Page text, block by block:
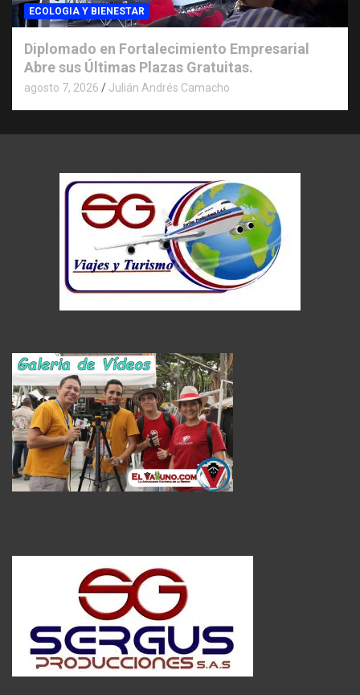
ECOLOGIA Y BIENESTAR
Diplomado en Fortalecimiento Empresarial
Abre sus Últimas Plazas Gratuitas.
agosto 7, 2026 Julián Andrés Camacho